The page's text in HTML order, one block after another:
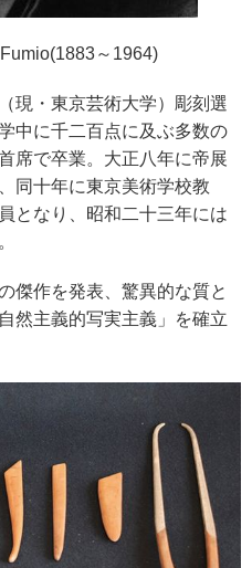
～1964)
現・東京芸術大学）彫刻選
中に千二百点に及ぶ多数の
席で卒業。大正八年に帝展
同十年に東京美術学校教
となり、昭和二十三年には
傑作を発表、驚異的な質と
然主義的写実主義」を確立